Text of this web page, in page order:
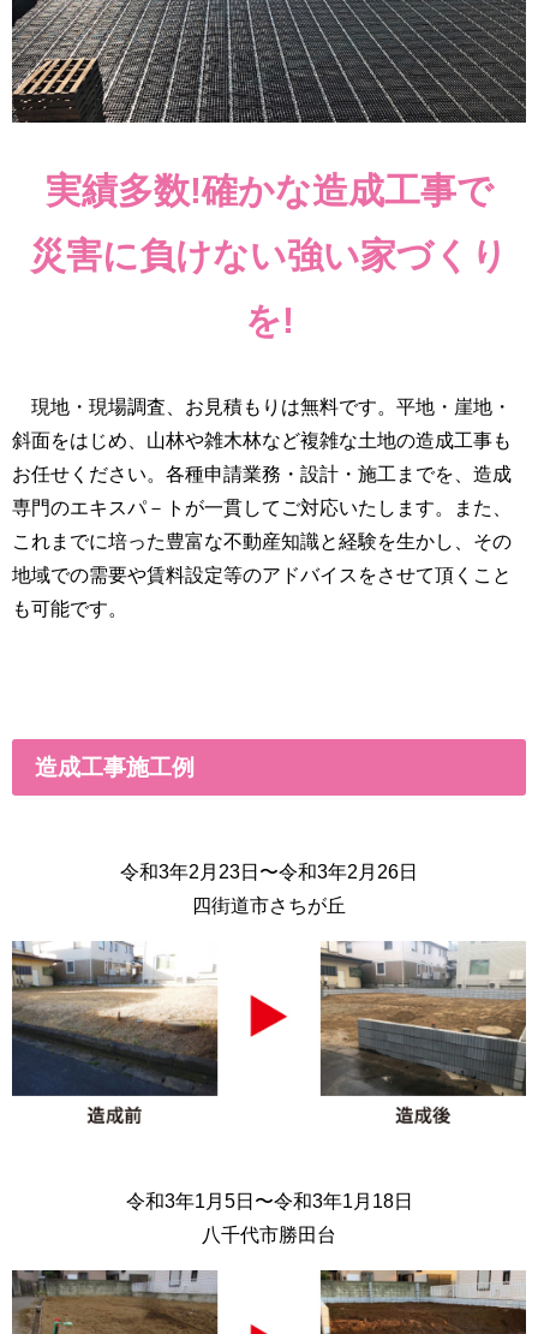
実績多数!確かな造成工事で
災害に負けない強い家づくり
を!
現地・現場調査、お見積もりは無料です。平地・崖地・
斜面をはじめ、山林や雑木林など複雑な土地の造成工事も
お任せください。各種申請業務・設計・施工までを、造成
専門のエキスパ－トが一貫してご対応いたします。また、
これまでに培った豊富な不動産知識と経験を生かし、その
地域での需要や賃料設定等のアドバイスをさせて頂くこと
も可能です。
造成工事施工例
令和3年2月23日〜令和3年2月26日
四街道市さちが丘
令和3年1月5日〜令和3年1月18日
八千代市勝田台